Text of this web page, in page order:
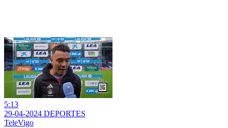
5:13
29-04-2024 DEPORTES
TeleVigo